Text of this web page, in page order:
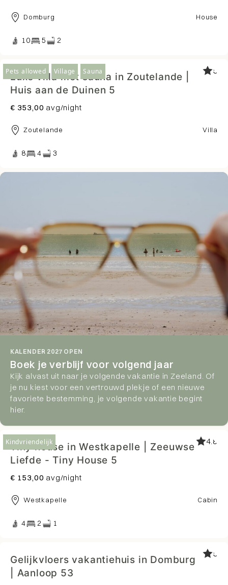
Domburg House
10 5 2
Pets allowed Village Sauna
Luxe villa met sauna in Zoutelande |
Huis aan de Duinen 5
5
€ 353,00 avg/night
Zoutelande Villa
8 4 3
KALENDER 2027 OPEN
Boek je verblijf voor volgend jaar
Kijk alvast uit naar je volgende vakantie in Zeeland. Of
je nu kiest voor een vertrouwd plekje of een nieuwe
favoriete bestemming, je volgende vakantie begint
hier.
Kindvriendelijk
Tiny house in Westkapelle | Zeeuwse
Liefde - Tiny House 5
4.8
€ 153,00 avg/night
Westkapelle Cabin
4 2 1
Gelijkvloers vakantiehuis in Domburg
| Aanloop 53
5